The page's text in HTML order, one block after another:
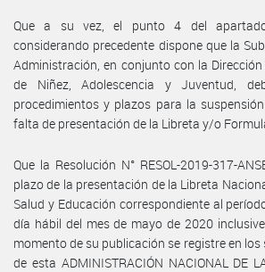
Que a su vez, el punto 4 del
considerando precedente dispone que la
Administración, en conjunto con la
de Niñez, Adolescencia y Juventud,
procedimientos y plazos para la
falta de presentación de la Libreta y/o
Que la Resolución N° RESOL-2019-317-
plazo de la presentación de la Libreta
Salud y Educación correspondiente al
día hábil del mes de mayo de 2020
momento de su publicación se registre en
de esta ADMINISTRACIÓN NACIONAL DE